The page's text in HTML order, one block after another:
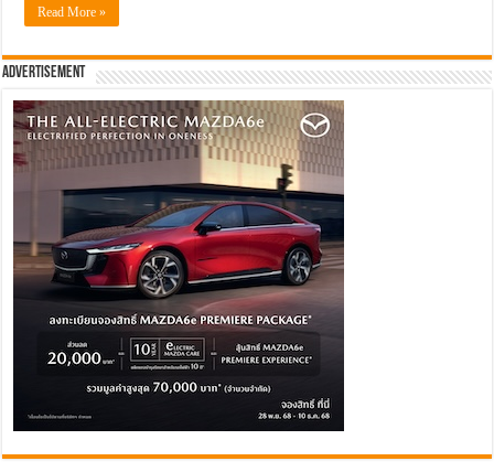
Read More »
Advertisement